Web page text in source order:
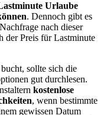
Urlaube
. Dennoch gibt es
nach dieser
der Preis für Lastminute
sollte sich die
gut durchlesen.
kostenlose
, wenn bestimmte
gewissen Datum